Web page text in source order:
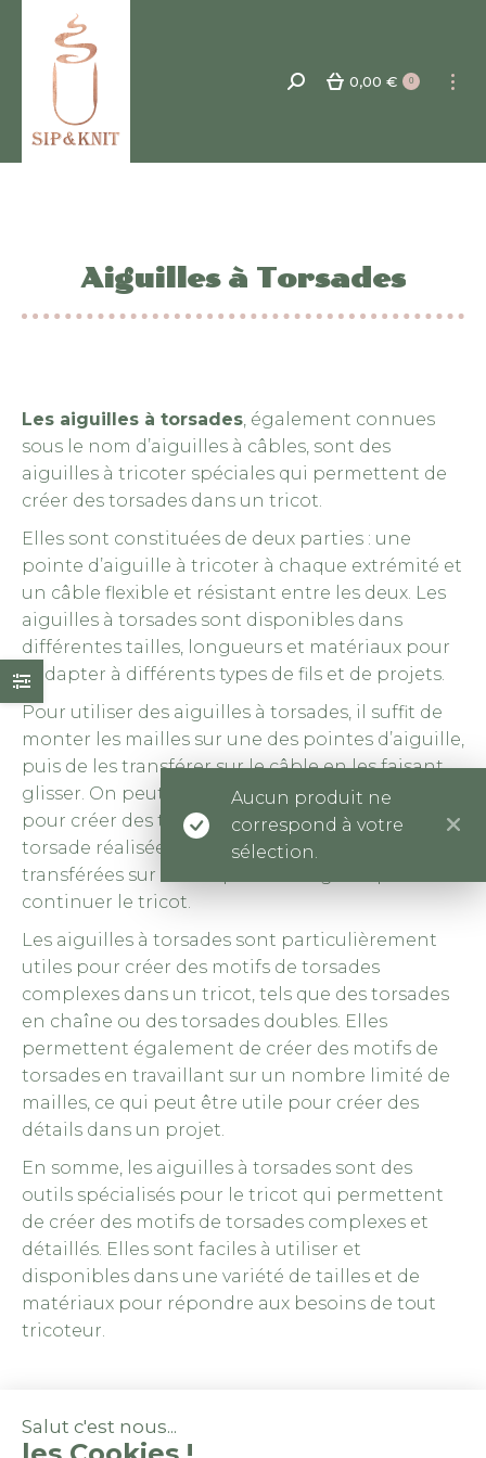
Recherche
0,00 € 0
Aiguilles à Torsades
Les aiguilles à torsades, également connues
sous le nom d’aiguilles à câbles, sont des
aiguilles à tricoter spéciales qui permettent de
créer des torsades dans un tricot.
Elles sont constituées de deux parties : une
pointe d’aiguille à tricoter à chaque extrémité et
un câble flexible et résistant entre les deux. Les
aiguilles à torsades sont disponibles dans
différentes tailles, longueurs et matériaux pour
s’adapter à différents types de fils et de projets.
Pour utiliser des aiguilles à torsades, il suffit de
monter les mailles sur une des pointes d’aiguille,
puis de les transférer sur le câble en les faisant
glisser. On peut ensuite faire tourner le câble
pour créer des torsades dans le tricot. Une fois la
torsade réalisée, les mailles peuvent être
transférées sur l’autre pointe d’aiguille pour
continuer le tricot.
Les aiguilles à torsades sont particulièrement
utiles pour créer des motifs de torsades
complexes dans un tricot, tels que des torsades
en chaîne ou des torsades doubles. Elles
permettent également de créer des motifs de
torsades en travaillant sur un nombre limité de
mailles, ce qui peut être utile pour créer des
détails dans un projet.
En somme, les aiguilles à torsades sont des
outils spécialisés pour le tricot qui permettent
de créer des motifs de torsades complexes et
détaillés. Elles sont faciles à utiliser et
disponibles dans une variété de tailles et de
matériaux pour répondre aux besoins de tout
tricoteur.
Aucun produit ne
correspond à votre
sélection.
Salut c'est nous...